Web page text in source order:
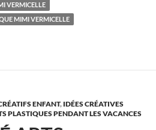
VERMICELLE
MIMI VERMICELLE
ENFANT, IDÉES CRÉATIVES
PLASTIQUES PENDANT LES VACANCES